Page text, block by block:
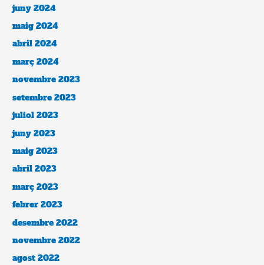
juny 2024
maig 2024
abril 2024
març 2024
novembre 2023
setembre 2023
juliol 2023
juny 2023
maig 2023
abril 2023
març 2023
febrer 2023
desembre 2022
novembre 2022
agost 2022